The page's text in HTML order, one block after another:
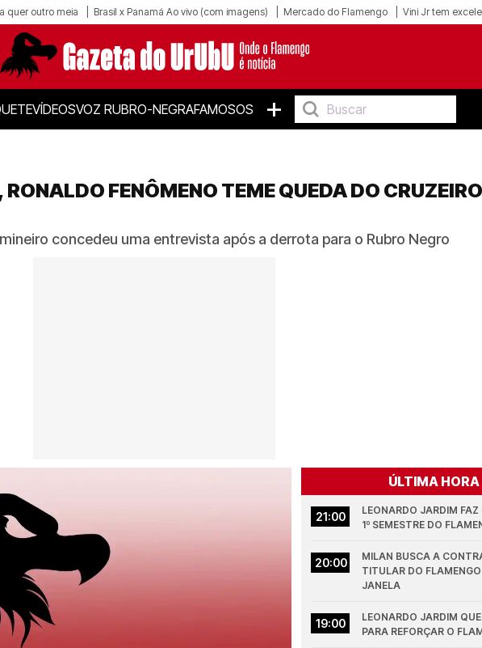
quer outro meia Brasil x Panamá Ao vivo (com imagens) Mercado do Flamengo Vini Jr tem
VÍDEOSVOZ RUBRO-NEGRAFAMOSOS +
FENÔMENO TEME QUEDA DO
concedeu uma entrevista após a derrota para o Rubro Negro
ÚLTIMA HORA
21:00
LEONARDO JARDIM
1º SEMESTRE DO
20:00
MILAN BUSCA A
TITULAR DO
JANELA
19:00
LEONARDO JARDIM
PARA REFORÇAR O